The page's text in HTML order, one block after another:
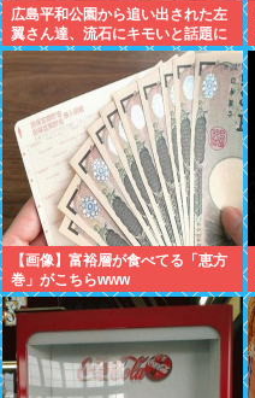
広島平和公園から追い出された左
翼さん達、流石にキモいと話題に
【画像】富裕層が食べてる「恵方
巻」がこちらwww